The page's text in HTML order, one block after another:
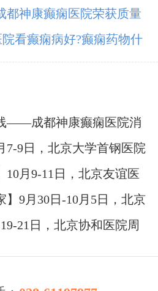
都神康癫痫医院荣获质量
质量信誉双优示范医院”
院看癫痫病好?癫痫药物什
——成都神康癫痫医院消
7-9日，北京大学首钢医院
成都会诊，破解癫痫疑难
10月9-11日，北京友谊医
治疗援助，破解癫痫难
】9月30日-10月5日，北京
家蓉城亲诊+癫痫大额救
21日，北京协和医院周